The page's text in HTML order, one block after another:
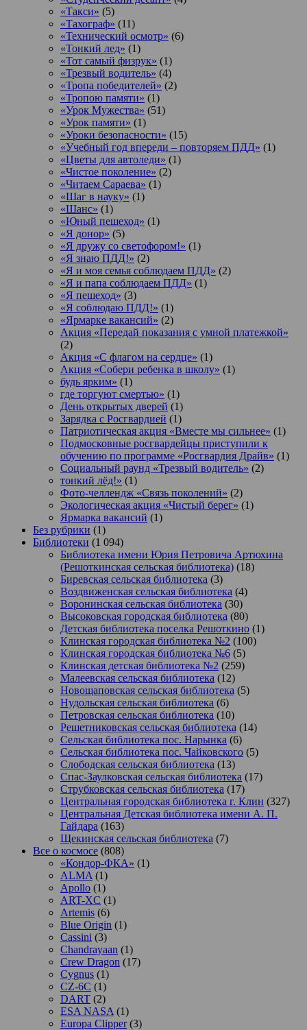
«Такси» (5)
«Тахограф» (11)
«Технический осмотр» (6)
«Тонкий лед» (1)
«Тот самый физрук» (1)
«Трезвый водитель» (4)
«Тропа победителей» (2)
«Тропою памяти» (1)
«Урок Мужества» (51)
«Урок памяти» (1)
«Уроки безопасности» (15)
«Учебный год впереди – повторяем ПДД» (1)
«Цветы для автоледи» (1)
«Чистое поколение» (2)
«Читаем Сараева» (1)
«Шаг в науку» (1)
«Шанс» (1)
«Юный пешеход» (1)
«Я донор» (5)
«Я дружу со светофором!» (1)
«Я знаю ПДД!» (2)
«Я и моя семья соблюдаем ПДД» (2)
«Я и папа соблюдаем ПДД» (1)
«Я пешеход» (3)
«Я соблюдаю ПДД!» (1)
«Ярмарке вакансий» (2)
Акция «Передай показания с умной платежкой»
(2)
Акция «С флагом на сердце» (1)
Акция «Собери ребенка в школу» (1)
будь ярким» (1)
где торгуют смертью» (1)
День открытых дверей (1)
Зарядка с Росгвардией (1)
Патриотическая акция «Вместе мы сильнее» (1)
Подмосковные росгвардейцы приступили к
обучению по программе «Росгвардия Драйв» (1)
Социальный раунд «Трезвый водитель» (2)
тонкий лёд!» (1)
Фото-челлендж «Связь поколений» (2)
Экологическая акция «Чистый берег» (1)
Ярмарка вакансий (1)
Без рубрики (1)
Библиотеки (1 094)
Библиотека имени Юрия Петровича Артюхина
(Решоткинская сельская библиотека) (18)
Биревская сельская библиотека (3)
Воздвиженская сельская библиотека (4)
Воронинская сельская библиотека (30)
Высоковская городская библиотека (80)
Детская библиотека поселка Решоткино (1)
Клинская городская библиотека №2 (100)
Клинская городская библиотека №6 (5)
Клинская детская библиотека №2 (259)
Малеевская сельская библиотека (12)
Новощаповская сельская библиотека (5)
Нудольская сельская библиотека (6)
Петровская сельская библиотека (10)
Решетниковская сельская библиотека (14)
Сельская библиотека пос. Нарынка (6)
Сельская библиотека пос. Чайковского (5)
Слободская сельская библиотека (13)
Спас-Заулковская сельская библиотека (17)
Струбковская сельская библиотека (17)
Центральная городская библиотека г. Клин (327)
Центральная Детская библиотека имени А. П.
Гайдара (163)
Щекинская сельская библиотека (7)
Все о космосе (808)
«Кондор-ФКА» (1)
ALMA (1)
Apollo (1)
ART-XC (1)
Artemis (6)
Blue Origin (1)
Cassini (3)
Chandrayaan (1)
Crew Dragon (17)
Cygnus (1)
CZ-6C (1)
DART (2)
ESA NASA (1)
Europa Clipper(3)